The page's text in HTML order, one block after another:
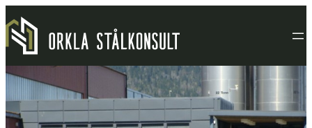
Hopp
til
innhold